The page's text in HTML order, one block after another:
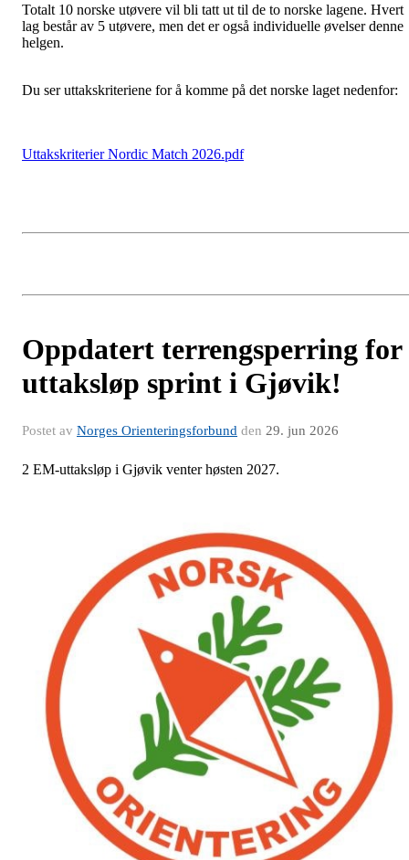
Totalt 10 norske utøvere vil bli tatt ut til de to norske lagene. Hvert
lag består av 5 utøvere, men det er også individuelle øvelser denne
helgen.
Du ser uttakskriteriene for å komme på det norske laget nedenfor:
Uttakskriterier Nordic Match 2026.pdf
Oppdatert terrengsperring for
uttaksløp sprint i Gjøvik!
Postet av Norges Orienteringsforbund den 29. jun 2026
2 EM-uttaksløp i Gjøvik venter høsten 2027.